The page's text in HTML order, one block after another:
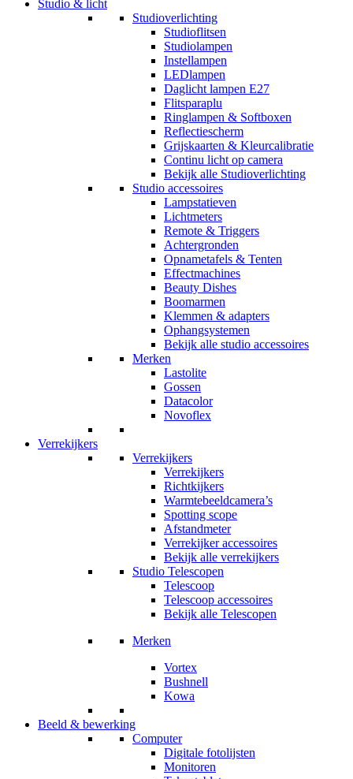
Studio & licht
Studioverlichting
Studioflitsen
Studiolampen
Instellampen
LEDlampen
Daglicht lampen E27
Flitsparaplu
Ringlampen & Softboxen
Reflectiescherm
Grijskaarten & Kleurcalibratie
Continu licht op camera
Bekijk alle Studioverlichting
Studio accessoires
Lampstatieven
Lichtmeters
Remote & Triggers
Achtergronden
Opnametafels & Tenten
Effectmachines
Beauty Dishes
Boomarmen
Klemmen & adapters
Ophangsystemen
Bekijk alle studio accessoires
Merken
Lastolite
Gossen
Datacolor
Novoflex
Verrekijkers
Verrekijkers
Verrekijkers
Richtkijkers
Warmtebeeldcamera’s
Spotting scope
Afstandmeter
Verrekijker accessoires
Bekijk alle verrekijkers
Studio Telescopen
Telescoop
Telescoop accessoires
Bekijk alle Telescopen
Merken
Vortex
Bushnell
Kowa
Beeld & bewerking
Computer
Digitale fotolijsten
Monitoren